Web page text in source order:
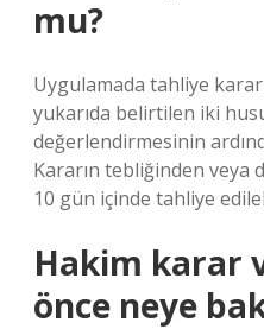
mu?
Uygulamada tahliye
yukarıda belirtilen iki
değerlendirmesinin
Kararın tebliğinden veya
10 gün içinde tahliye
Hakim karar
önce neye